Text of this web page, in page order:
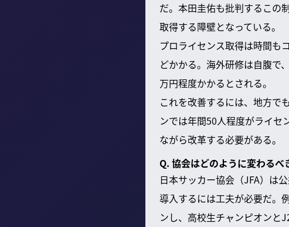
だ。本田圭佑も批判するこの
取得する障壁となっている。
プロライセンス取得は時間も
どかかる。海外研修は自腹で
万円程度かかるとされる。
これを改善するには、地方で
ンでは年間50人程度がライセ
ながら改革する必要がある。
Q. 協会はどのように変わるべ
日本サッカー協会（JFA）は
導入するには工夫が必要だ。
ンし、高校生チャンピオンと